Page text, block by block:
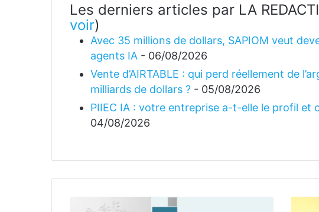
Les derniers articles par LA
voir)
Avec 35 millions de dollars, SAPIOM veut
agents IA - 06/08/2026
Vente d’AIRTABLE : qui perd réellement de
milliards de dollars ? - 05/08/2026
PIIEC IA : votre entreprise a-t-elle le profil et
04/08/2026